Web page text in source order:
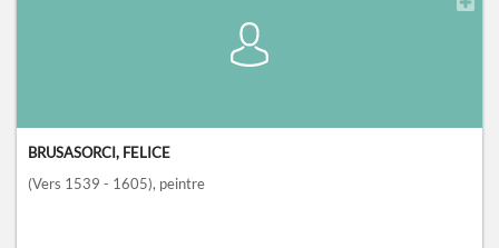
BRUSASORCI, FELICE
(Vers 1539 - 1605), peintre